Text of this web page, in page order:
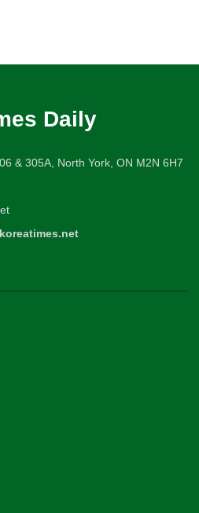
Daily
& 305A, North York, ON M2N 6H7